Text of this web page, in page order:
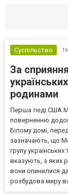
Суспільство
За
родинами
Перша леді США
поверненню
Білому домі,
зазначають, що
групу
вказують, з яких
вони опинилися
розбудова миру